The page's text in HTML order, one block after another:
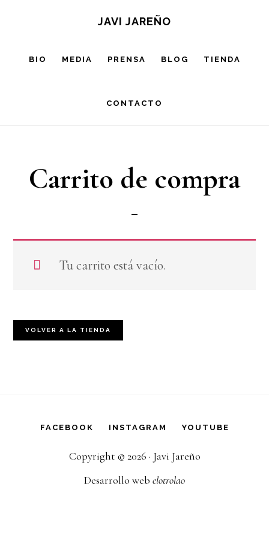
contenido
JAVI JAREÑO
BIO MEDIA PRENSA BLOG TIENDA
CONTACTO
Carrito de compra
Tu carrito está vacío.
VOLVER A LA TIENDA
FACEBOOK INSTAGRAM YOUTUBE
Copyright © 2026 · Javi Jareño
Desarrollo web elotrolao